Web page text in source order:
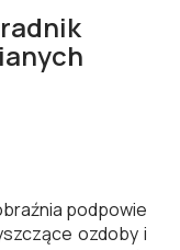
podpowie
ozdoby i